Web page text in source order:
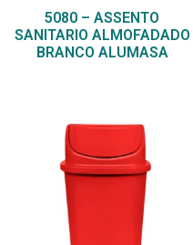
5080 – ASSENTO
SANITARIO ALMOFADADO
BRANCO ALUMASA